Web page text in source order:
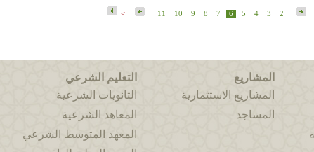
2
3
4
5
6
7
8
9
10
11
>
المشاريع
المشاريع الاستثمارية
المساجد
التعليم الشرعي
الثانويات الشرعية
المعاهد الشرعية
المعهد المتوسط الشرعي